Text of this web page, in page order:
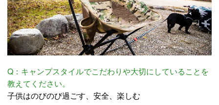
Q：キャンプスタイルでこだわりや大切にしていることを
教えてください。
子供はのびのび過ごす、安全、楽しむ